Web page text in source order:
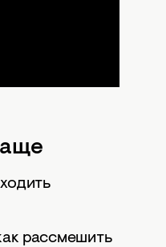
рассмешить